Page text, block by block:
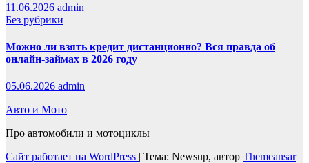
11.06.2026 admin
Без рубрики
Можно ли взять кредит дистанционно? Вся правда об
онлайн-займах в 2026 году
05.06.2026 admin
Авто и Мото
Про автомобили и мотоциклы
Сайт работает на WordPress | Тема: Newsup, автор Themeansar